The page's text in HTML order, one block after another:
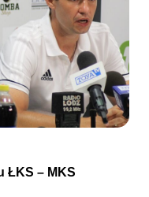
ŁKS – MKS